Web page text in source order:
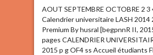
AOUT SEPTEMBRE OCTOBRE 2 3
Calendrier universitaire LASH 2014
Premium By husral [begpnnR II,
pages CALENDRIER
2015 p g OF4 ss Accueil étudiants